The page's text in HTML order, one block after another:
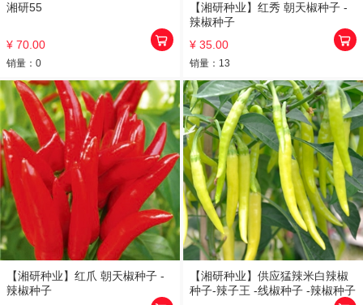
湘研55
¥ 70.00
销量： 0
【湘研种业】红秀 朝天椒种子 -
辣椒种子
¥ 35.00
销量： 13
【湘研种业】红爪 朝天椒种子 -
辣椒种子
【湘研种业】供应猛辣米白辣椒
种子-辣子王 -线椒种子 -辣椒种子